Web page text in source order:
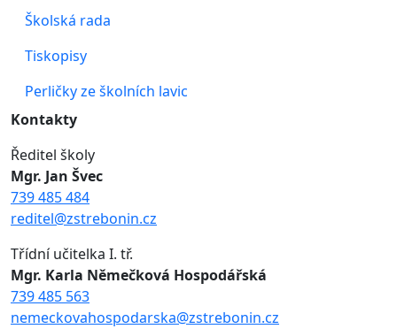
Školská rada
Tiskopisy
Perličky ze školních lavic
Kontakty
Ředitel školy
Mgr. Jan Švec
739 485 484
reditel@zstrebonin.cz
Třídní učitelka I. tř.
Mgr. Karla Němečková Hospodářská
739 485 563
nemeckovahospodarska@zstrebonin.cz